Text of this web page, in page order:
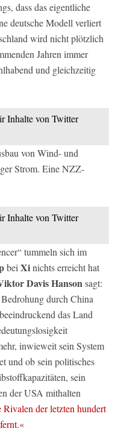
dass das eigentliche
deutsche Modell verliert
wird nicht plötzlich
Jahren immer
und gleichzeitig
Inhalte von Twitter
von Wind- und
Strom. Eine NZZ-
Inhalte von Twitter
tummeln sich im
bei Xinichts erreicht hat
Davis Hansonsagt:
durch China
das Land
inwieweit sein System
und ob sein politisches
sein
der USA mithalten
der letzten hundert